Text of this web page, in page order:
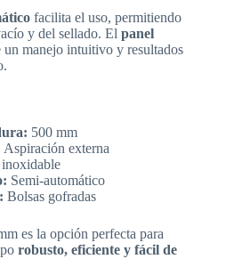
facilita el uso, permitiendo
y del sellado. El panel
manejo intuitivo y resultados
500 mm
Aspiración externa
Semi-automático
Bolsas gofradas
es la opción perfecta para
robusto, eficiente y fácil de